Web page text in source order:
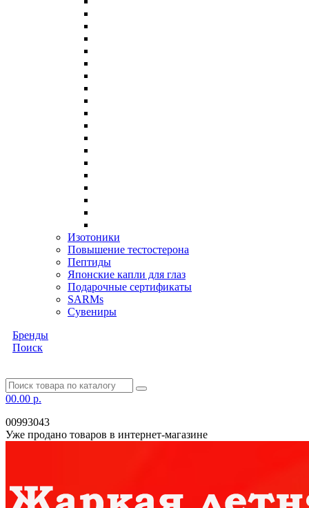
Изотоники
Повышение тестостерона
Пептиды
Японские капли для глаз
Подарочные сертификаты
SARMs
Сувениры
Бренды
Поиск
00.00 р.
00993043
Уже продано товаров в интернет-магазине